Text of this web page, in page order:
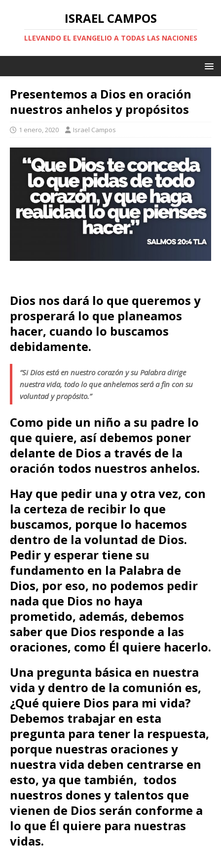
ISRAEL CAMPOS
LLEVANDO EL EVANGELIO A TODAS LAS NACIONES
Presentemos a Dios en oración
nuestros anhelos y propósitos
1 enero, 2020 Israel Campos
Dios nos dará lo que queremos y
prosperará lo que planeamos
hacer, cuando lo buscamos
debidamente.
“Si Dios está en nuestro corazón y su Palabra dirige
nuestra vida, todo lo que anhelemos será a fin con su
voluntad y propósito.”
Como pide un niño a su padre lo
que quiere, así debemos poner
delante de Dios a través de la
oración todos nuestros anhelos.
Hay que pedir una y otra vez, con
la certeza de recibir lo que
buscamos, porque lo hacemos
dentro de la voluntad de Dios.
Pedir y esperar tiene su
fundamento en la Palabra de
Dios, por eso, no podemos pedir
nada que Dios no haya
prometido, además, debemos
saber que Dios responde a las
oraciones, como Él quiere hacerlo.
Una pregunta básica en nuestra
vida y dentro de la comunión es,
¿Qué quiere Dios para mi vida?
Debemos trabajar en esta
pregunta para tener la respuesta,
porque nuestras oraciones y
nuestra vida deben centrarse en
esto, ya que también, todos
nuestros dones y talentos que
vienen de Dios serán conforme a
lo que Él quiere para nuestras
vidas.